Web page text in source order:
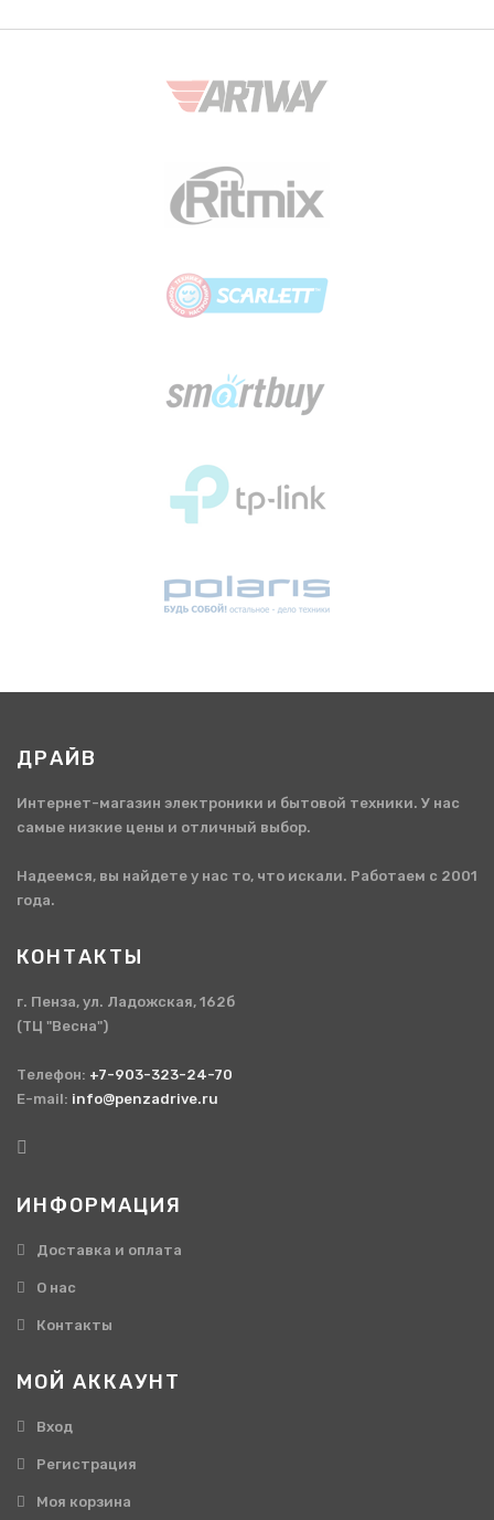
ДРАЙВ
Интернет-магазин электроники и бытовой техники. У нас
самые низкие цены и отличный выбор.
Надеемся, вы найдете у нас то, что искали. Работаем с 2001
года.
КОНТАКТЫ
г. Пенза, ул. Ладожская, 162б
(ТЦ "Весна")
Телефон: +7-903-323-24-70
E-mail: info@penzadrive.ru
ИНФОРМАЦИЯ
Доставка и оплата
О нас
Контакты
МОЙ АККАУНТ
Вход
Регистрация
Моя корзина